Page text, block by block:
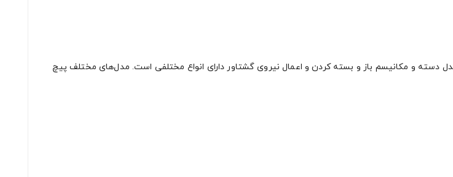
دسته و مکانیسم باز و بسته کردن و اعمال نیروی گشتاور دارای انواع مختلفی است. مدل‌های مختلف پیچ‌